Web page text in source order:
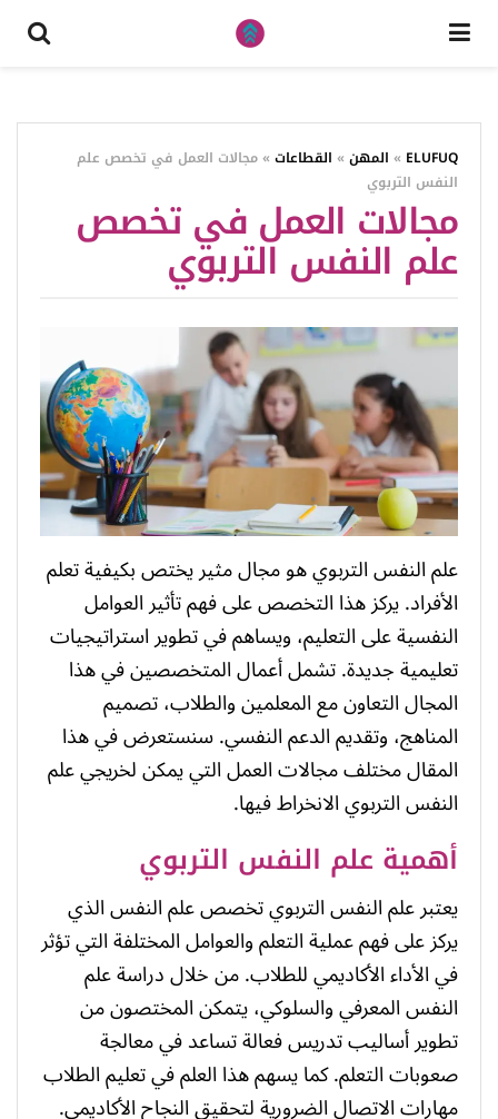
ELUFUQ
» المهن » القطاعات »مجالات العمل في تخصص علم
النفس التربوي
مجالات العمل في تخصص
علم النفس التربوي
علم النفس التربوي هو مجال مثير يختص بكيفية تعلم
الأفراد. يركز هذا التخصص على فهم تأثير العوامل
النفسية على التعليم، ويساهم في تطوير استراتيجيات
تعليمية جديدة. تشمل أعمال المتخصصين في هذا
المجال التعاون مع المعلمين والطلاب، تصميم
المناهج، وتقديم الدعم النفسي. سنستعرض في هذا
المقال مختلف مجالات العمل التي يمكن لخريجي علم
النفس التربوي الانخراط فيها.
أهمية علم النفس التربوي
يعتبر علم النفس التربوي تخصص علم النفس الذي
يركز على فهم عملية التعلم والعوامل المختلفة التي تؤثر
في الأداء الأكاديمي للطلاب. من خلال دراسة علم
النفس المعرفي والسلوكي، يتمكن المختصون من
تطوير أساليب تدريس فعالة تساعد في معالجة
صعوبات التعلم. كما يسهم هذا العلم في تعليم الطلاب
مهارات الاتصال الضرورية لتحقيق النجاح الأكاديمي.